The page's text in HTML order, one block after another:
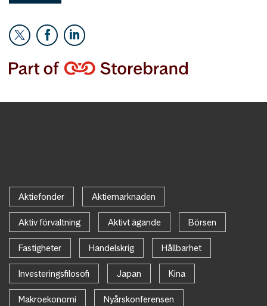
Aktiefonder Aktiemarknaden
Aktiv förvaltning Aktivt ägande Börsen
Fastigheter Handelskrig Hållbarhet
Investeringsfilosofi Japan Kina
Makroekonomi Nyårskonferensen